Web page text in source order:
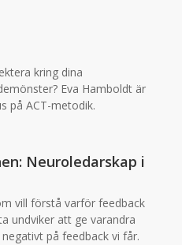
kring dina
Eva Hamboldt är
på ACT-metodik.
Neuroledarskap i
vill förstå varför feedback
undviker att ge varandra
på feedback vi får.